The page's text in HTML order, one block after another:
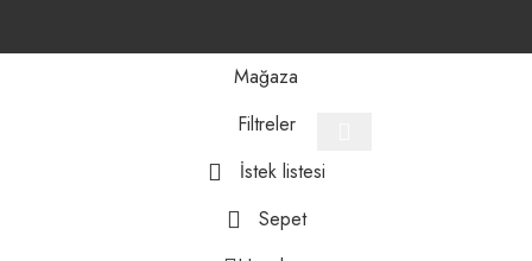
Mağaza
Filtreler
İstek listesi
Sepet